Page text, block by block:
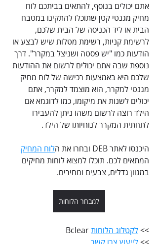
אתם יכולים בנוסף, להתאים בביתכם לוח
מחיק מגנטי קטן שתוכלו להתקינו במטבח
הבית או ליד הכניסה של הבית שלכם,
לרשימת קניות, רשימת מטלות שיש לבצע או
הודעות כמו "יש פסטה ושניצל במקרר". דרך
נוספת שבה אתם יכולים לרשום את ההודעות
שלכם היא באמצעות רכישה של לוח מחיק
מגנטי למקרר, הוא מוצמד למקרר, אתם
יכולים לשנות את מיקומו, כמו לדוגמא אם
הילד רוצה לרשום משהו ניתן להעבירו
לתחתית המקרר לנוחיותו של הילד.
היכנסו לאתר DEB ובחרו את ה
לוח המחיק
המתאים לכם. תוכלו למצוא לוחות מחיקים
במגוון גדלים, צבעים ומחירים.
למבחר הלוחות
>> לקטלוג הלוחות